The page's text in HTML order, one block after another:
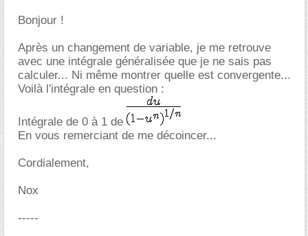
Bonjour !
Après un changement de variable, je me retrouve
avec une intégrale généralisée que je ne sais pas
calculer... Ni même montrer quelle est convergente...
Voilà l'intégrale en question :
Intégrale de 0 à 1 de
En vous remerciant de me décoincer...
Cordialement,
Nox
-----